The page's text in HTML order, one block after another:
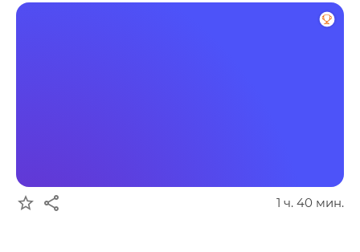
star_border share 1 ч. 40 мин.